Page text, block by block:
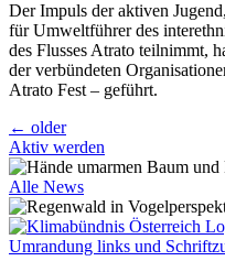
Der Impuls der aktiven
für Umweltführer des
des Flusses Atrato teilnimmt,
der verbündeten
Atrato Fest – geführt.
Beitragsnavigation
← older
Aktiv werden
Alle News